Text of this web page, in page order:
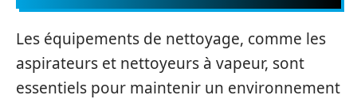
Les équipements de nettoyage, comme les
aspirateurs et nettoyeurs à vapeur, sont
essentiels pour maintenir un environnement